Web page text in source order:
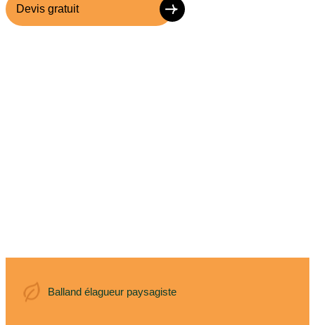
Devis gratuit
Balland élagueur paysagiste
Balland élagueur